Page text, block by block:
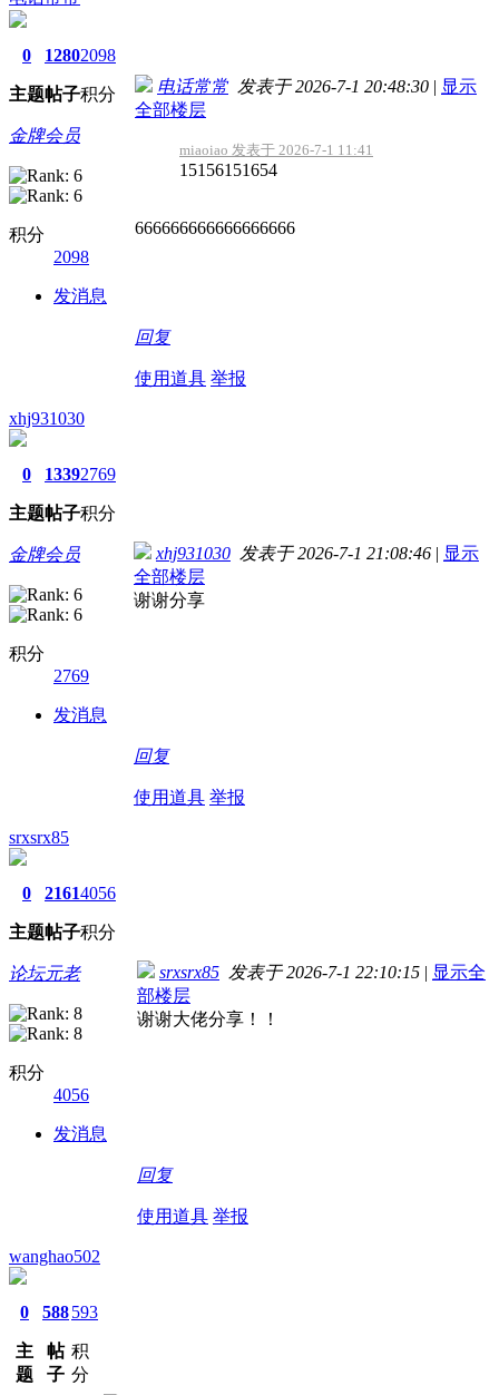
0
主题
1280
帖子
2098
积分
金牌会员
积分
2098
发消息
电话常常发表于 2026-7-1 20:48:30 | 显示
全部楼层
miaoiao 发表于 2026-7-1 11:41
15156151654
666666666666666666
回复
使用道具 举报
xhj931030
0
主题
1339
帖子
2769
积分
金牌会员
积分
2769
发消息
xhj931030 发表于 2026-7-1 21:08:46 | 显示
全部楼层
谢谢分享
回复
使用道具 举报
srxsrx85
0
主题
2161
帖子
4056
积分
论坛元老
积分
4056
发消息
srxsrx85 发表于 2026-7-1 22:10:15 | 显示全
部楼层
谢谢大佬分享！！
回复
使用道具 举报
wanghao502
0
主
题
588
帖
子
593
积
分